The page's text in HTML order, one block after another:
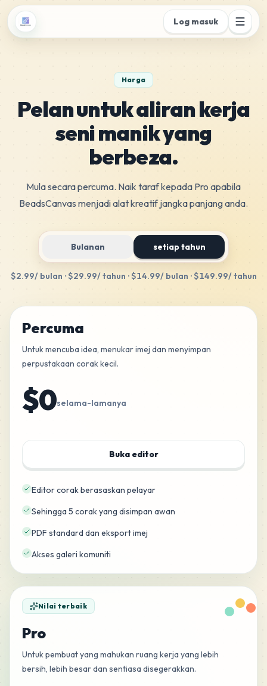
Log masuk
Harga
Pelan untuk aliran kerja
seni manik yang
berbeza.
Mula secara percuma. Naik taraf kepada Pro apabila
BeadsCanvas menjadi alat kreatif jangka panjang anda.
Bulanan setiap tahun
$2.99/ bulan ·$29.99/ tahun ·$14.99/ bulan ·$149.99/ tahun
Percuma
Untuk mencuba idea, menukar imej dan menyimpan
perpustakaan corak kecil.
$0selama-lamanya
Buka editor
Editor corak berasaskan pelayar
Sehingga 5 corak yang disimpan awan
PDF standard dan eksport imej
Akses galeri komuniti
Nilai terbaik
Pro
Untuk pembuat yang mahukan ruang kerja yang lebih
bersih, lebih besar dan sentiasa disegerakkan.